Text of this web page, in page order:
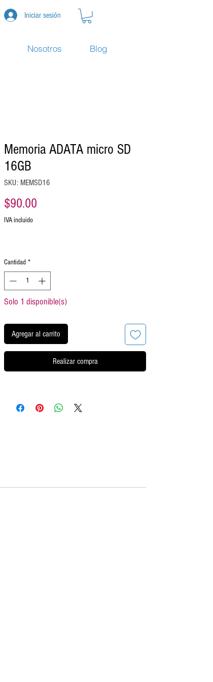
Iniciar sesión
Nosotros Blog
Memoria ADATA micro SD
16GB
SKU: MEMSD16
$90.00
IVA incluido
Cantidad *
Solo 1 disponible(s)
Agregar al carrito
Realizar compra